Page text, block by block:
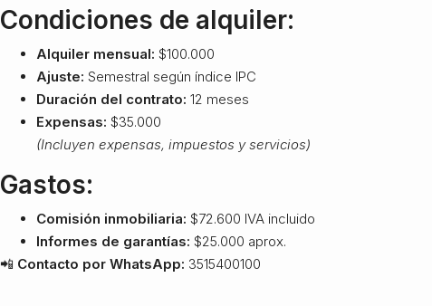
Condiciones de alquiler:
Alquiler mensual: $100.000
Ajuste: Semestral según índice IPC
Duración del contrato: 12 meses
Expensas: $35.000
(Incluyen expensas, impuestos y servicios)
Gastos:
Comisión inmobiliaria: $72.600 IVA incluido
Informes de garantías: $25.000 aprox.
📲 Contacto por WhatsApp: 3515400100